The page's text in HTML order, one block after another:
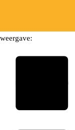
weergave: